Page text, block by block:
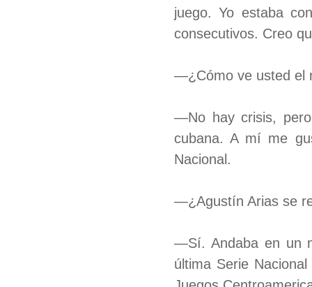
juego. Yo estaba
consecutivos. Creo
—¿Cómo ve usted el
—No hay crisis,
cubana. A mí me
Nacional.
—¿Agustín Arias se
—Sí. Andaba en un
última Serie